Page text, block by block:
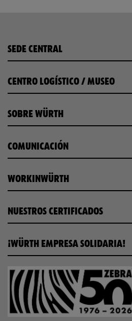
SEDE CENTRAL
CENTRO LOGÍSTICO / MUSEO
SOBRE WÜRTH
COMUNICACIÓN
WORKINWÜRTH
NUESTROS CERTIFICADOS
¡WÜRTH EMPRESA SOLIDARIA!